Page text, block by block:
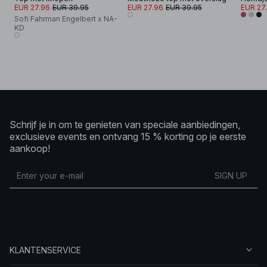
EUR 27.96 EUR 39.95
Sofi Fahrman Engelbert x NA-
KD
EUR 27.96 EUR 39.95
EUR
Schrijf je in om te genieten van speciale aanbiedingen,
exclusieve events en ontvang 15 % korting op je eerste
aankoop!
SIGN UP
KLANTENSERVICE